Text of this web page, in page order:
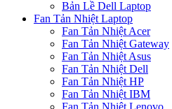
Bản Lề Dell Laptop
Fan Tản Nhiệt Laptop
Fan Tản Nhiệt Acer
Fan Tản Nhiệt Gateway
Fan Tản Nhiệt Asus
Fan Tản Nhiệt Dell
Fan Tản Nhiệt HP
Fan Tản Nhiệt IBM